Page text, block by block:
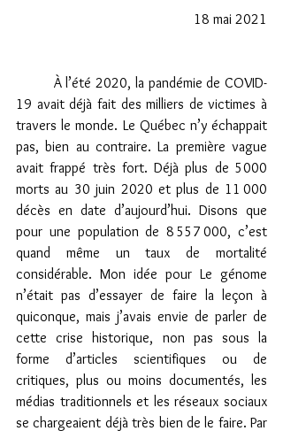
18 mai 2021
19 avait déjà fait des milliers de victimes à
travers le monde. Le Québec n’y échappait
pas, bien au contraire. La première vague
avait frappé très fort. Déjà plus de 5000
morts au 30 juin 2020 et plus de 11 000
décès en date d’aujourd’hui. Disons que
pour une population de 8 557 000, c’est
quand même un taux de mortalité
considérable. Mon idée pour Le génome
n’était pas d’essayer de faire la leçon à
quiconque, mais j’avais envie de parler de
cette crise historique, non pas sous la
forme d’articles scientifiques ou de
critiques, plus ou moins documentés, les
médias traditionnels et les réseaux sociaux
se chargeaient déjà très bien de le faire. Par